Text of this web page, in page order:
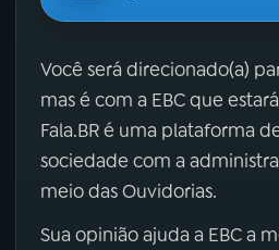
Você será direcionado(a)
mas é com a EBC que
Fala.BR é uma plataforma
sociedade com a
meio das Ouvidorias.
Sua opinião ajuda a EBC a